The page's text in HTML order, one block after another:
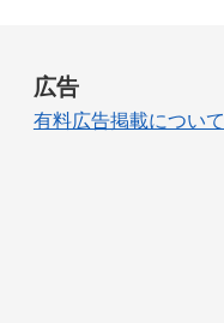
広告
有料広告掲載について